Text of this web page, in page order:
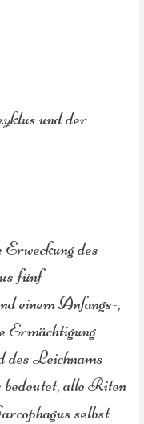
und der
des
fünf
einem Anfangs-,
Ermächtigung
des Leichnams
bedeutet, alle Riten
selbst